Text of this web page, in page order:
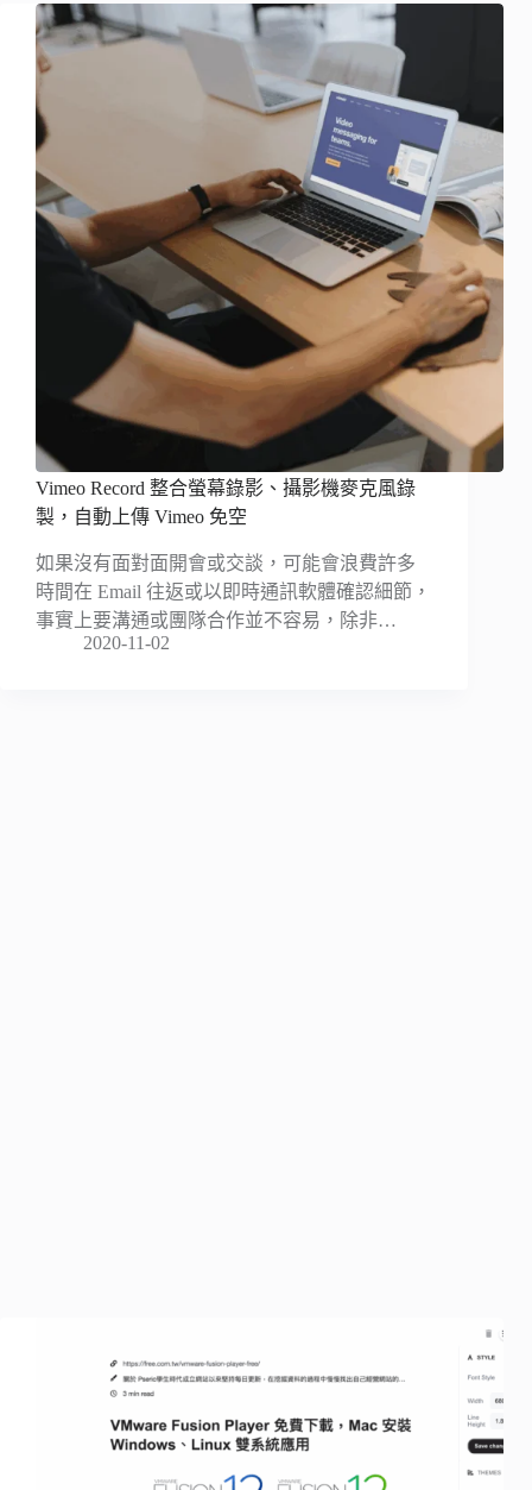
Vimeo Record 整合螢幕錄影、攝影機麥克風錄
製，自動上傳 Vimeo 免空
如果沒有面對面開會或交談，可能會浪費許多
時間在 Email 往返或以即時通訊軟體確認細節，
事實上要溝通或團隊合作並不容易，除非…
2020-11-02